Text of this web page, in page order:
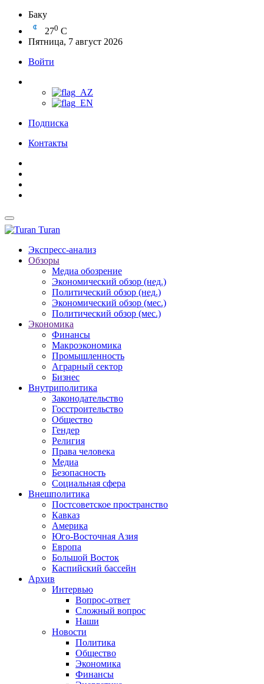
Баку
270 C
Пятница, 7 август 2026
Войти
Подписка
Контакты
Turan
Экспресс-анализ
Обзоры
Медиа обозрение
Экономический обзор (нед.)
Политический обзор (нед.)
Экономический обзор (мес.)
Политический обзор (мес.)
Экономика
Финансы
Макроэкономика
Промышленность
Аграрный сектор
Бизнес
Внутриполитика
Законодательство
Госстроительство
Общество
Гендер
Религия
Права человека
Медиа
Безопасность
Социальная сфера
Внешполитика
Постсоветское пространство
Кавказ
Америка
Юго-Восточная Азия
Европа
Большой Восток
Каспийский бассейн
Архив
Интервью
Вопрос-ответ
Сложный вопрос
Наши
Новости
Политика
Общество
Экономика
Финансы